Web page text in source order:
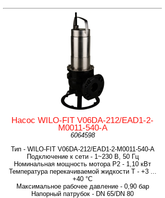
Насос WILO-FIT V06DA-212/EAD1-2-
M0011-540-A
6064598
Тип - WILO-FIT V06DA-212/EAD1-2-M0011-540-A
Подключение к сети - 1~230 В, 50 Гц
Номинальная мощность мотора P2 - 1,10 кВт
Температура перекачиваемой жидкости T - +3 ...
+40 °C
Максимальное рабочее давление - 0,90 бар
Напорный патрубок - DN 65/DN 80